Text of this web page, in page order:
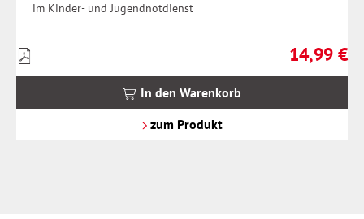
im Kinder- und Jugendnotdienst
Regulärer
14,99 €
Preise
inkl.
In den Warenkorb
zum Produkt